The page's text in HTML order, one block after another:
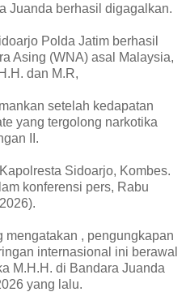
Juanda berhasil digagalkan.
Polda Jatim berhasil
Asing (WNA) asal Malaysia,
dan M.R,
setelah kedapatan
yang tergolong narkotika
II.
Sidoarjo, Kombes.
konferensi pers, Rabu
mengatakan , pengungkapan
internasional ini berawal
M.H.H. di Bandara Juanda
yang lalu.